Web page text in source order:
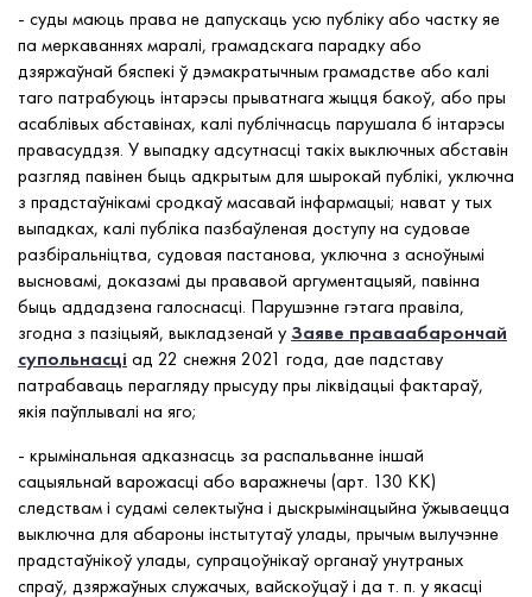
- суды маюць права не дапускаць усю публіку або частку яе
па меркаваннях маралі, грамадскага парадку або
дзяржаўнай бяспекі ў дэмакратычным грамадстве або калі
таго патрабуюць інтарэсы прыватнага жыцця бакоў, або пры
асаблівых абставінах, калі публічнасць парушала б інтарэсы
правасуддзя. У выпадку адсутнасці такіх выключных абставін
разгляд павінен быць адкрытым для шырокай публікі, уключна
з прадстаўнікамі сродкаў масавай інфармацыі; нават у тых
выпадках, калі публіка пазбаўленая доступу на судовае
разбіральніцтва, судовая пастанова, уключна з асноўнымі
высновамі, доказамі ды прававой аргументацыяй, павінна
быць аддадзена галоснасці. Парушэнне гэтага правіла,
згодна з пазіцыяй, выкладзенай у Заяве праваабарончай
супольнасці ад 22 снежня 2021 года, дае падставу
патрабаваць перагляду прысуду пры ліквідацыі фактараў,
якія паўплывалі на яго;
- крымінальная адказнасць за распальванне іншай
сацыяльнай варожасці або варажнечы (арт. 130 КК)
следствам і судамі селектыўна і дыскрымінацыйна ўжываецца
выключна для абароны інстытутаў улады, прычым вылучэнне
прадстаўнікоў улады, супрацоўнікаў органаў унутраных
спраў, дзяржаўных служачых, вайскоўцаў і да т. п. у якасці